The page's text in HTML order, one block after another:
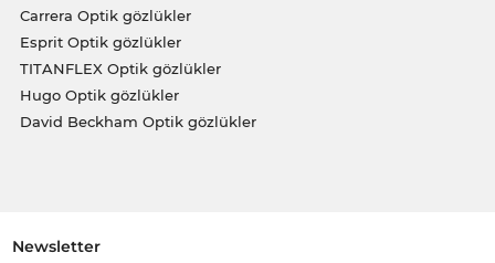
Carrera Optik gözlükler
Esprit Optik gözlükler
TITANFLEX Optik gözlükler
Hugo Optik gözlükler
David Beckham Optik gözlükler
Newsletter